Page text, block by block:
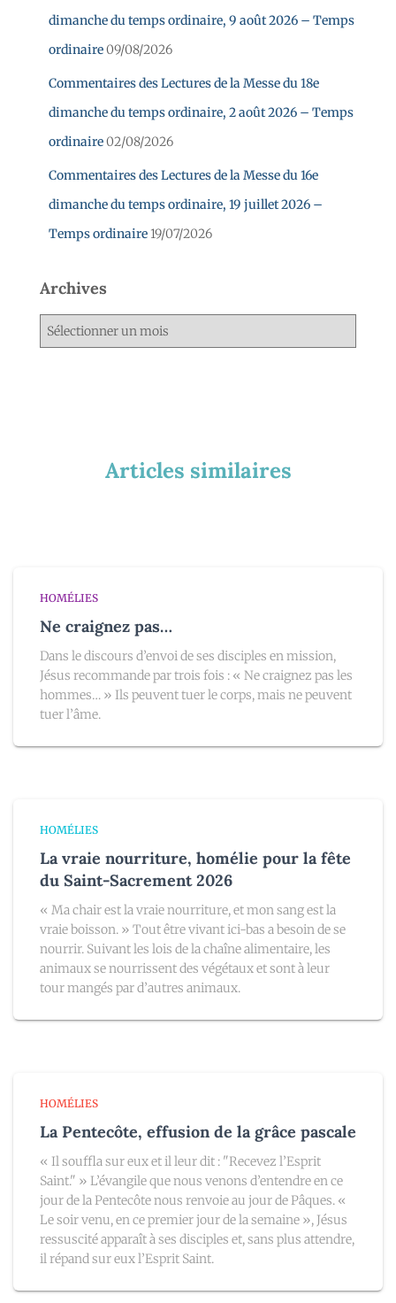
dimanche du temps ordinaire, 9 août 2026 – Temps
ordinaire09/08/2026
Commentaires des Lectures de la Messe du 18e
dimanche du temps ordinaire, 2 août 2026 – Temps
ordinaire02/08/2026
Commentaires des Lectures de la Messe du 16e
dimanche du temps ordinaire, 19 juillet 2026 –
Temps ordinaire 19/07/2026
Archives
Articles similaires
HOMÉLIES
Ne craignez pas…
Dans le discours d’envoi de ses disciples en mission,
Jésus recommande par trois fois : « Ne craignez pas les
hommes… » Ils peuvent tuer le corps, mais ne peuvent
tuer l’âme.
HOMÉLIES
La vraie nourriture, homélie pour la fête
du Saint-Sacrement 2026
« Ma chair est la vraie nourriture, et mon sang est la
vraie boisson. » Tout être vivant ici-bas a besoin de se
nourrir. Suivant les lois de la chaîne alimentaire, les
animaux se nourrissent des végétaux et sont à leur
tour mangés par d’autres animaux.
HOMÉLIES
La Pentecôte, effusion de la grâce pascale
« Il souffla sur eux et il leur dit : "Recevez l’Esprit
Saint." » L’évangile que nous venons d’entendre en ce
jour de la Pentecôte nous renvoie au jour de Pâques. «
Le soir venu, en ce premier jour de la semaine », Jésus
ressuscité apparaît à ses disciples et, sans plus attendre,
il répand sur eux l’Esprit Saint.